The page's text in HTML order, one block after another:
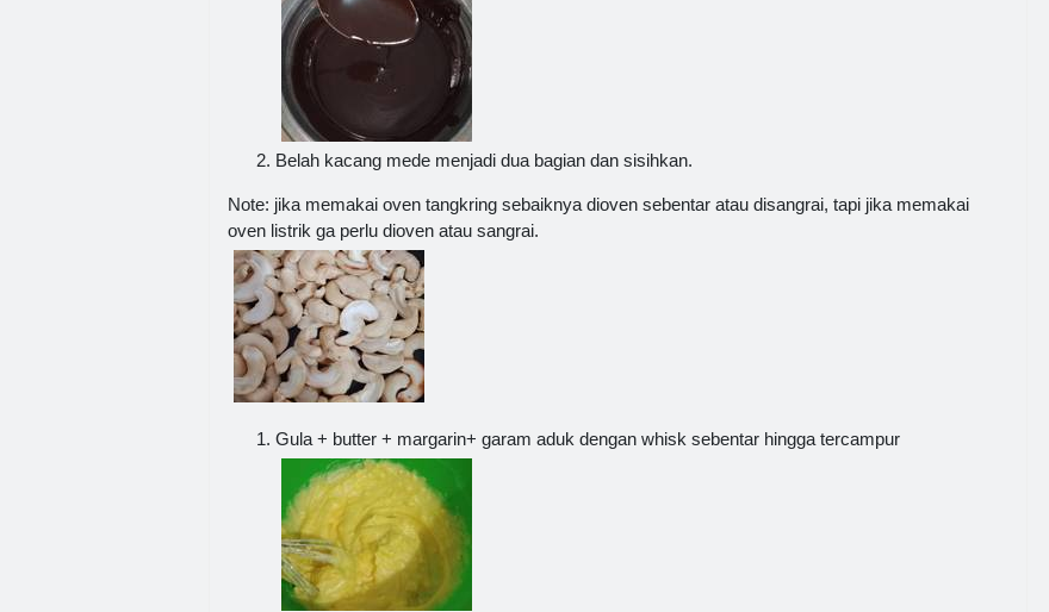
Belah kacang mede menjadi dua bagian dan sisihkan.
Note: jika memakai oven tangkring sebaiknya dioven sebentar atau disangrai, tapi jika memakai
oven listrik ga perlu dioven atau sangrai.
Gula + butter + margarin+ garam aduk dengan whisk sebentar hingga tercampur